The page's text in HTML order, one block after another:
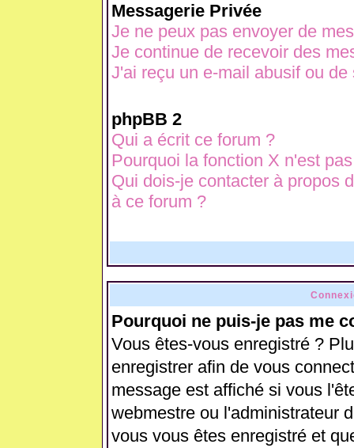
Messagerie Privée
Je ne peux pas envoyer de
Je continue de recevoir des
J'ai reçu un e-mail abusif ou
phpBB 2
Qui a écrit ce forum ?
Pourquoi la fonction X n'est
Qui dois-je contacter à propos
à ce forum ?
Pourquoi ne puis-je pas me
Vous êtes-vous enregistré ?
enregistrer afin de vous
message est affiché si vous
webmestre ou l'administrateur
vous vous êtes enregistré et